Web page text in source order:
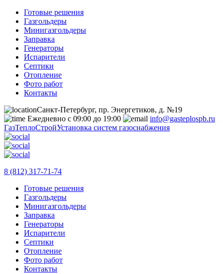
Готовые решения
Газгольдеры
Минигазгольдеры
Заправка
Генераторы
Испарители
Септики
Отопление
Фото работ
Контакты
Санкт-Петербург, пр. Энергетиков, д. №19
Ежедневно с 09:00 до 19:00
info@gasteplospb.ru
ГазТеплоСтройУстановка систем газоснабжения
8 (812) 317-71-74
Готовые решения
Газгольдеры
Минигазгольдеры
Заправка
Генераторы
Испарители
Септики
Отопление
Фото работ
Контакты